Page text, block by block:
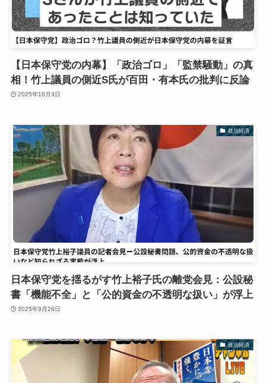
【日本保守党の内幕】「政治ゴロ」「監禁騒動」の真
相！竹上議員の側近S氏が百田・有本氏の批判に反論
2025年10月3日
政治経済
日本保守党を揺るがす竹上裕子氏の離党会見：公設秘
書「機能不全」と「公的資金の不透明な扱い」が浮上
2025年9月26日
政治経済